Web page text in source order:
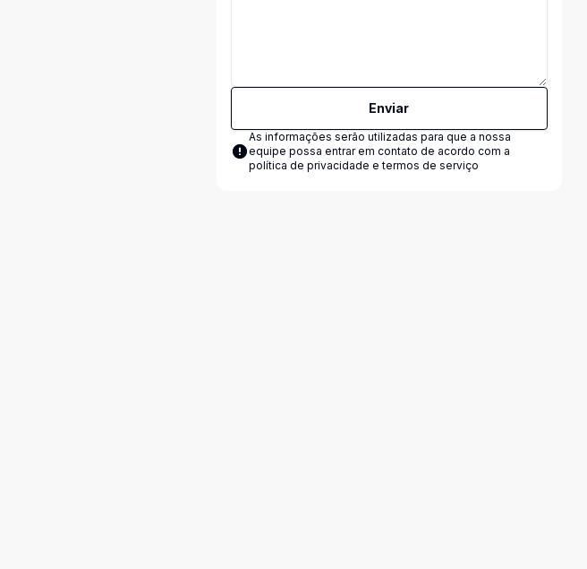
Enviar
As informações serão utilizadas para que a nossa
equipe possa entrar em contato de acordo com a
política de privacidade e termos de serviço